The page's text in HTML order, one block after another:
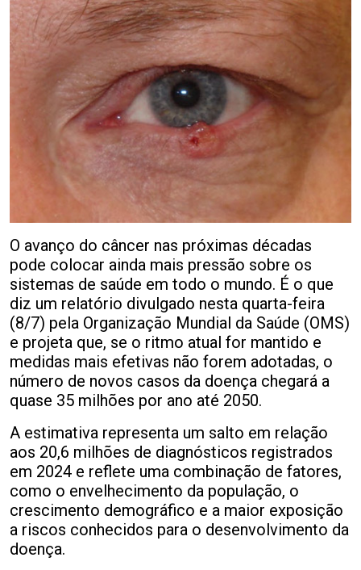
O avanço do câncer nas próximas décadas
pode colocar ainda mais pressão sobre os
sistemas de saúde em todo o mundo. É o que
diz um relatório divulgado nesta quarta-feira
(8/7) pela Organização Mundial da Saúde (OMS)
e projeta que, se o ritmo atual for mantido e
medidas mais efetivas não forem adotadas, o
número de novos casos da doença chegará a
quase 35 milhões por ano até 2050.
A estimativa representa um salto em relação
aos 20,6 milhões de diagnósticos registrados
em 2024 e reflete uma combinação de fatores,
como o envelhecimento da população, o
crescimento demográfico e a maior exposição
a riscos conhecidos para o desenvolvimento da
doença.